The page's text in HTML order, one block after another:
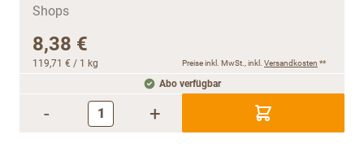
8,38 €
119,71 € / 1 kg Preise inkl. MwSt., inkl. Versandkosten **
Abo verfügbar
- +